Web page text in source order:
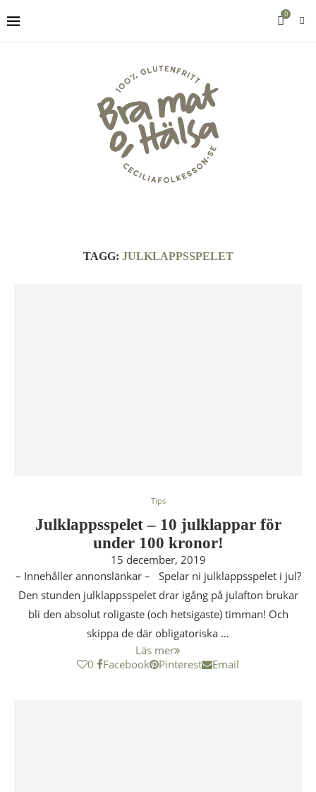
0
TAGG: JULKLAPPSSPELET
Tips
Julklappsspelet – 10 julklappar för
under 100 kronor!
15 december, 2019
– Innehåller annonslänkar – Spelar ni julklappsspelet i jul?
Den stunden julklappsspelet drar igång på julafton brukar
bli den absolut roligaste (och hetsigaste) timman! Och
skippa de där obligatoriska …
Läs mer
0
Facebook Pinterest Email